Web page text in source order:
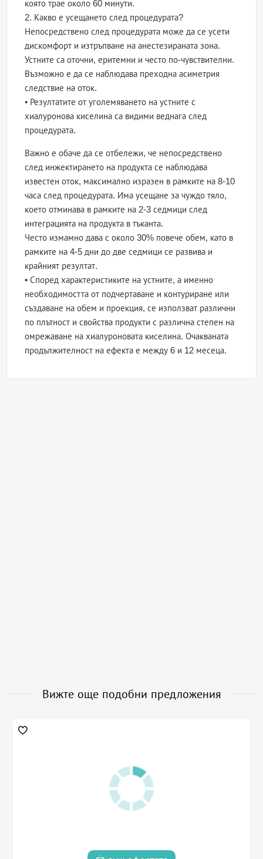
която трае около 60 минути.
2. Какво е усещането след процедурата?
Непосредствено след процедурата може да се усети
дискомфорт и изтръпване на анестезираната зона.
Устните са оточни, еритемни и често по-чувствителни.
Възможно е да се наблюдава преходна асиметрия
следствие на оток.
• Резултатите от уголемяването на устните с
хиалуронова киселина са видими веднага след
процедурата.
Важно е обаче да се отбележи, че непосредствено
след инжектирането на продукта се наблюдава
известен оток, максимално изразен в рамките на 8-10
часа след процедурата. Има усещане за чуждо тяло,
което отминава в рамките на 2-3 седмици след
интеграцията на продукта в тъканта.
Често измамно дава с около 30% повече обем, като в
рамките на 4-5 дни до две седмици се развива и
крайният резултат.
• Според характеристиките на устните, а именно
необходимостта от подчертаване и контуриране или
създаване на обем и проекция, се използват различни
по плътност и свойства продукти с различна степен на
омрежаване на хиалуроновата киселина. Очакваната
продължителност на ефекта е между 6 и 12 месеца.
Вижте още подобни предложения